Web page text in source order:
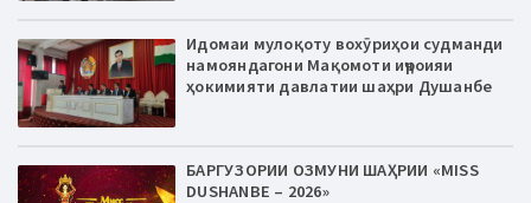
Идомаи мулоқоту вохӯриҳои судманди
намояндагони Мақомоти иҷроияи
ҳокимияти давлатии шаҳри Душанбе
БАРГУЗОРИИ ОЗМУНИ ШАҲРИИ «MISS
DUSHANBE – 2026»